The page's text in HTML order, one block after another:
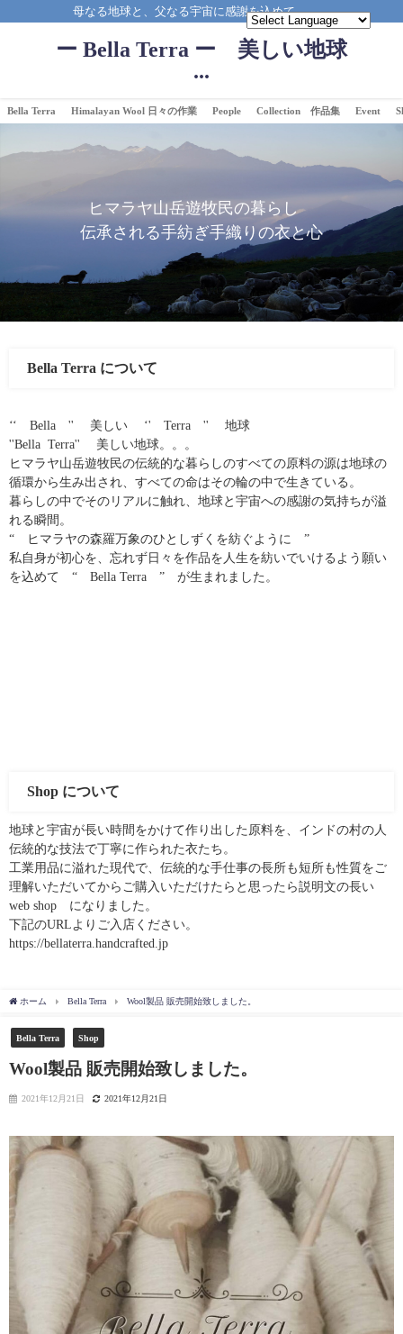
母なる地球と、父なる宇宙に感謝を込めて。。。
ー Bella Terra ー 美しい地球
...
Bella Terra Himalayan Wool 日々の作業 People Collection 作品集 Event
ヒマラヤ山岳遊牧民の暮らし
伝承される手紡ぎ手織りの衣と心
Bella Terra について
‘‘ Bella '' 美しい ‘' Terra '' 地球
''Bella Terra'' 美しい地球。。。
ヒマラヤ山岳遊牧民の伝統的な暮らしのすべての原料の源は地球の
循環から生み出され、すべての命はその輪の中で生きている。
暮らしの中でそのリアルに触れ、地球と宇宙への感謝の気持ちが溢
れる瞬間。
“ ヒマラヤの森羅万象のひとしずくを紡ぐように ”
私自身が初心を、忘れず日々を作品を人生を紡いでいけるよう願い
を込めて “ Bella Terra ” が生まれました。
Shop について
地球と宇宙が長い時間をかけて作り出した原料を、インドの村の人
伝統的な技法で丁寧に作られた衣たち。
工業用品に溢れた現代で、伝統的な手仕事の長所も短所も性質をご
理解いただいてからご購入いただけたらと思ったら説明文の長い
web shop になりました。
下記のURLよりご入店ください。
https://bellaterra.handcrafted.jp
ホーム Bella Terra Wool製品 販売開始致しました。
Bella Terra Shop
Wool製品 販売開始致しました。
2021年12月21日 2021年12月21日